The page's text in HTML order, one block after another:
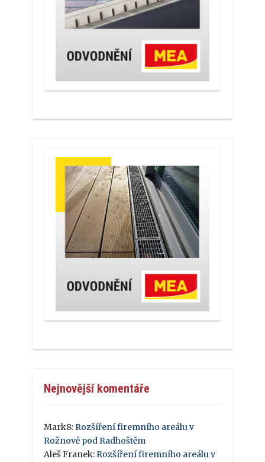
Nejnovější komentáře
Mark8:Rozšíření firemního areálu v
Rožnově pod Radhoštěm
Aleš Franek:Rozšíření firemního areálu v